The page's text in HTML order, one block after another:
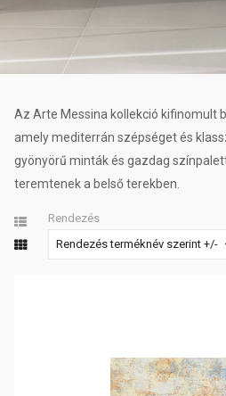
Az Arte Messina kollekció kifinomult
amely mediterrán szépséget és
gyönyörű minták és gazdag
teremtenek a belső terekben.
Rendezés
Rendezés terméknév szerint +/-